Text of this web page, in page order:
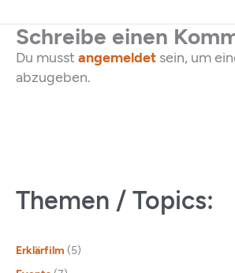
Schreibe einen
Du musst angemeldet sein, um
abzugeben.
Themen / Topics:
Erklärfilm (5)